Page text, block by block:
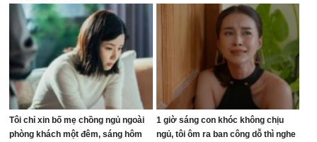
Tôi chỉ xin bố mẹ chồng ngủ ngoài
phòng khách một đêm, sáng hôm
1 giờ sáng con khóc không chịu
ngủ, tôi ôm ra ban công dỗ thì nghe